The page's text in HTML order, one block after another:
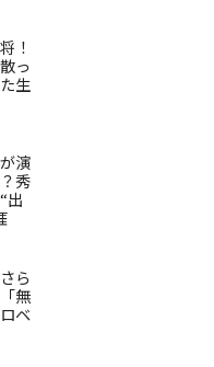
！
っ
生
演
秀
出
ら
無
ベ